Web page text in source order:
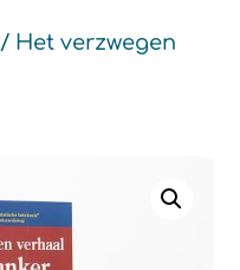
/ Het verzwegen